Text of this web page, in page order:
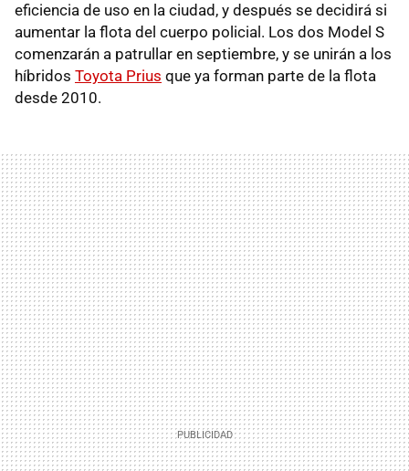
eficiencia de uso en la ciudad, y después se decidirá si
aumentar la flota del cuerpo policial. Los dos Model S
comenzarán a patrullar en septiembre, y se unirán a los
híbridos Toyota Prius que ya forman parte de la flota
desde 2010.